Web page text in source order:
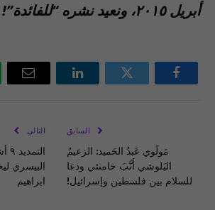
أبريل ٢٠١٥، ونعيد نشره “للفائدة”!
فيسبوك تويتر لينكدإن
البريد
السابق
مَولَوي عَبدُ الحَميد: الزعيمُ
البَلوشي أَنَّبَ خامنئي ودعا
للسلام بين فلسطين وإسرائيل!
التالي
البيسري
ابراهيم